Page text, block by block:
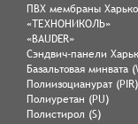
ПВХ мембраны
«ТЕХНОНИКОЛЬ»
«BAUDER»
Сэндвич-панели
Базальтовая минвата
Полиизоцианурат (PIR)
Полиуретан (PU)
Полистирол (S)